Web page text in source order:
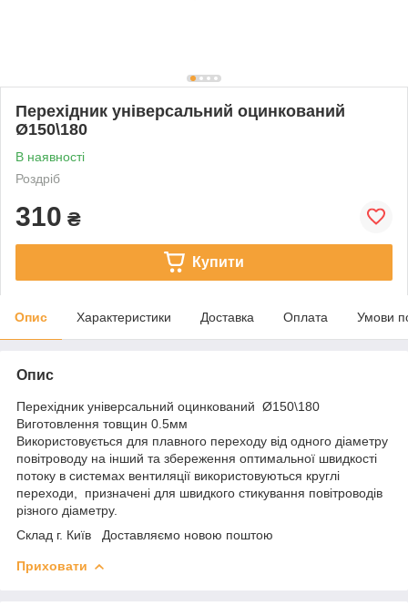
Перехідник універсальний оцинкований
Ø150\180
В наявності
Роздріб
310 ₴
Купити
Опис Характеристики Доставка Оплата Умови
Опис
Перехідник універсальний оцинкований Ø150\180
Виготовлення товщин 0.5мм
Використовується для плавного переходу від одного діаметру
повітроводу на інший та збереження оптимальної швидкості
потоку в системах вентиляції використовуються круглі
переходи, призначені для швидкого стикування повітроводів
різного діаметру.
Склад г. Київ Доставляємо новою поштою
Приховати